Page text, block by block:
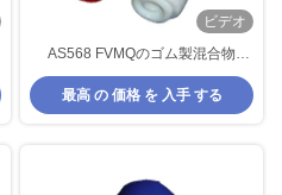
ビデオ
AS568 FVMQのゴム製混合物
HNBRのゴム製低温の抵抗力があ
る物質的なGltのゴム製 シール
最高 の 価格 を 入手 する